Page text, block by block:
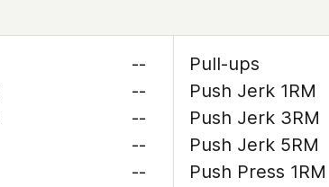
--
--
--
--
--
Pull-ups
Push Jerk 1RM
Push Jerk 3RM
Push Jerk 5RM
Push Press 1RM